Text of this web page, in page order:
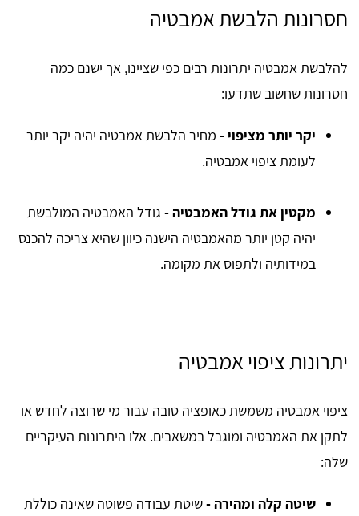
חסרונות הלבשת אמבטיה
להלבשת אמבטיה יתרונות רבים כפי שציינו, אך ישנם כמה
חסרונות שחשוב שתדעו:
יקר יותר מציפוי - מחיר הלבשת אמבטיה יהיה יקר יותר
לעומת ציפוי אמבטיה.
מקטין את גודל האמבטיה - גודל האמבטיה המולבשת
יהיה קטן יותר מהאמבטיה הישנה כיוון שהיא צריכה להכנס
במידותיה ולתפוס את מקומה.
יתרונות ציפוי אמבטיה
ציפוי אמבטיה משמשת כאופציה טובה עבור מי שרוצה לחדש או
לתקן את האמבטיה ומוגבל במשאבים. אלו היתרונות העיקריים
שלה:
שיטה קלה ומהירה -שיטת עבודה פשוטה שאינה כוללת